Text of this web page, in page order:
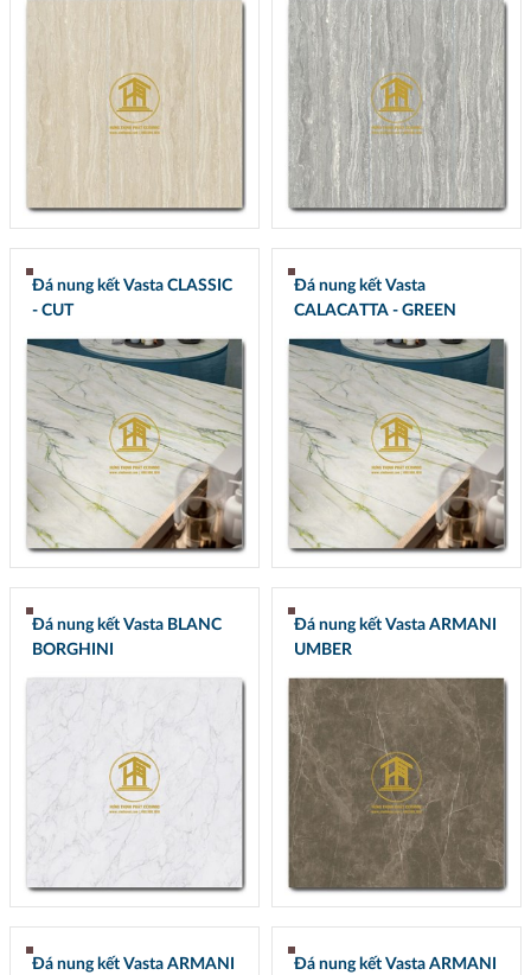
Đá nung kết Vasta CLASSIC
- CUT
Đá nung kết Vasta
CALACATTA - GREEN
Đá nung kết Vasta BLANC
BORGHINI
Đá nung kết Vasta ARMANI
UMBER
Đá nung kết Vasta ARMANI
Đá nung kết Vasta ARMANI